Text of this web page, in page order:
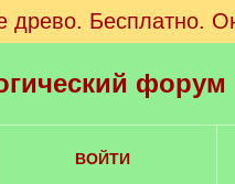
древо. Бесплатно.
ВОЙТИ